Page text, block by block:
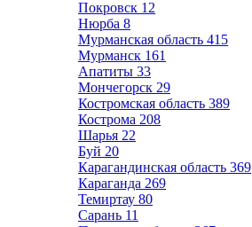
Покровск 12
Нюрба 8
Мурманская область 415
Мурманск 161
Апатиты 33
Мончегорск 29
Костромская область 389
Кострома 208
Шарья 22
Буй 20
Карагандинская область 369
Караганда 269
Темиртау 80
Сарань 11